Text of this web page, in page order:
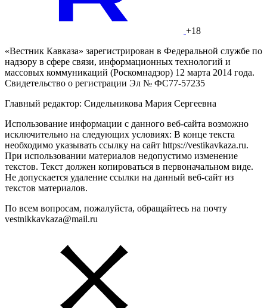
+18
«Вестник Кавказа» зарегистрирован в Федеральной службе по
надзору в сфере связи, информационных технологий и
массовых коммуникаций (Роскомнадзор) 12 марта 2014 года.
Свидетельство о регистрации Эл № ФС77-57235
Главный редактор: Сидельникова Мария Сергеевна
Использование информации с данного веб-сайта возможно
исключительно на следующих условиях: В конце текста
необходимо указывать ссылку на сайт https://vestikavkaza.ru.
При использовании материалов недопустимо изменение
текстов. Текст должен копироваться в первоначальном виде.
Не допускается удаление ссылки на данный веб-сайт из
текстов материалов.
По всем вопросам, пожалуйста, обращайтесь на почту
vestnikkavkaza@mail.ru